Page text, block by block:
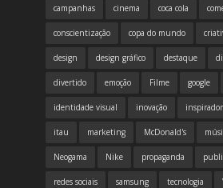
campanhas cinema coca cola
conscientização copa do mundo
design design gráfico destaque
divertido emoção Filme google
identidade visual inovação inspirador
itau marketing McDonald's
Neogama Nike propaganda
redes sociais samsung tecnologia